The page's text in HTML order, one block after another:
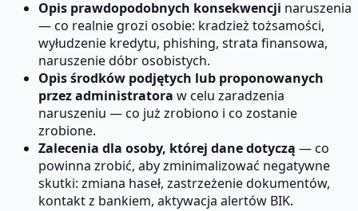
Opis prawdopodobnych konsekwencji naruszenia
— co realnie grozi osobie: kradzież tożsamości,
wyłudzenie kredytu, phishing, strata finansowa,
naruszenie dóbr osobistych.
Opis środków podjętych lub proponowanych
przez administratora w celu zaradzenia
naruszeniu — co już zrobiono i co zostanie
zrobione.
Zalecenia dla osoby, której dane dotyczą — co
powinna zrobić, aby zminimalizować negatywne
skutki: zmiana haseł, zastrzeżenie dokumentów,
kontakt z bankiem, aktywacja alertów BIK.